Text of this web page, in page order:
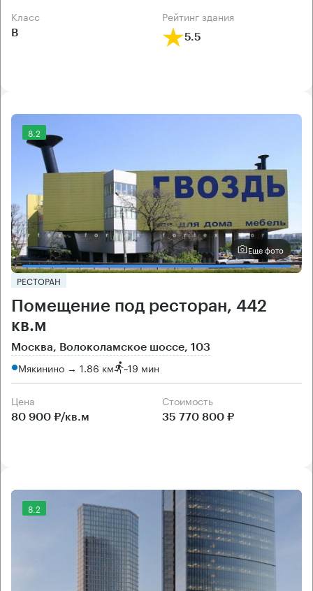
класс
B
рейтинг здания
5.5
8.2
Еще фото
РЕСТОРАН
Помещение под ресторан, 442
кв.м
Москва, Волоколамское шоссе, 103
Мякинино → 1.86 км ~19 мин
Цена
80 900 ₽/кв.м
Cтоимость
35 770 800 ₽
8.2